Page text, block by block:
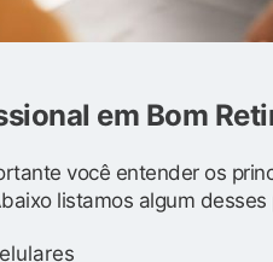
em Bom
você entender os
listamos algum desses